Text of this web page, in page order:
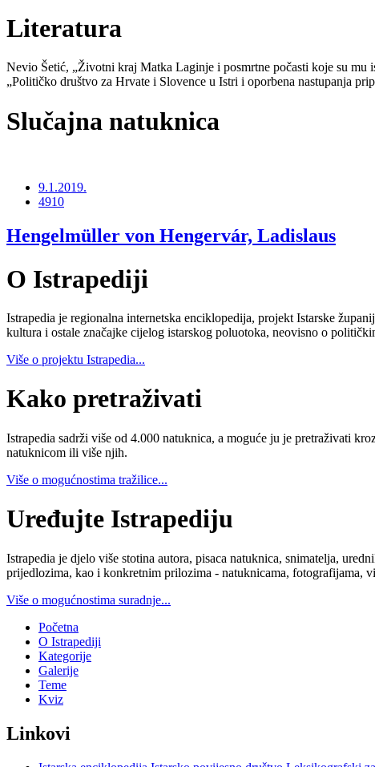
Literatura
Nevio Šetić, „Životni kraj Matka Laginje i posmrtne počasti koje su mu
„Političko društvo za Hrvate i Slovence u Istri i oporbena nastupanja
Slučajna natuknica
9.1.2019.
4910
Hengelmüller von Hengervár, Ladislaus
O Istrapediji
Istrapedia je regionalna internetska enciklopedija, projekt Istarske
kultura i ostale značajke cijelog istarskog poluotoka, neovisno o
Više o projektu Istrapedia...
Kako pretraživati
Istrapedia sadrži više od 4.000 natuknica, a moguće ju je pretraživati
natuknicom ili više njih.
Više o mogućnostima tražilice...
Uređujte Istrapediju
Istrapedia je djelo više stotina autora, pisaca natuknica, snimatelja,
prijedlozima, kao i konkretnim prilozima - natuknicama, fotografijama,
Više o mogućnostima suradnje...
Početna
O Istrapediji
Kategorije
Galerije
Teme
Kviz
Linkovi